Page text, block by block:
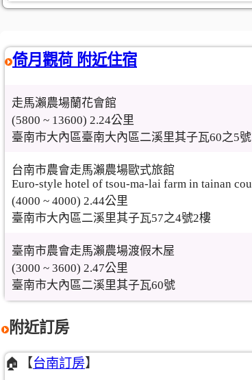
倚月觀荷 附近住宿
走馬瀨農場蘭花會館
(5800 ~ 13600) 2.24公里
臺南市大內區臺南大內區二溪里其子瓦60之5號
台南市農會走馬瀨農場歐式旅館
Euro-style hotel of tsou-ma-lai farm in tainan cou
(4000 ~ 4000) 2.44公里
臺南市大內區二溪里其子瓦57之4號2樓
臺南市農會走馬瀨農場渡假木屋
(3000 ~ 3600) 2.47公里
臺南市大內區二溪里其子瓦60號
附近訂房
🏠【台南訂房】